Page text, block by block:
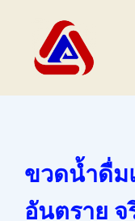
content
เกี่ยวกับเรา
ผลิตภัณฑ์
ขวดน้ำดื่
อันตราย จ